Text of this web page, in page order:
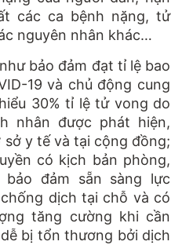
các ca bệnh nặng, tử
nguyên nhân khác…
bảo đảm đạt tỉ lệ bao
19 và chủ động cung
30% tỉ lệ tử vong do
nhân được phát hiện,
y tế và tại cộng đồng;
có kịch bản phòng,
bảo đảm sẵn sàng lực
dịch tại chỗ và có
tăng cường khi cần
bị tổn thương bởi dịch